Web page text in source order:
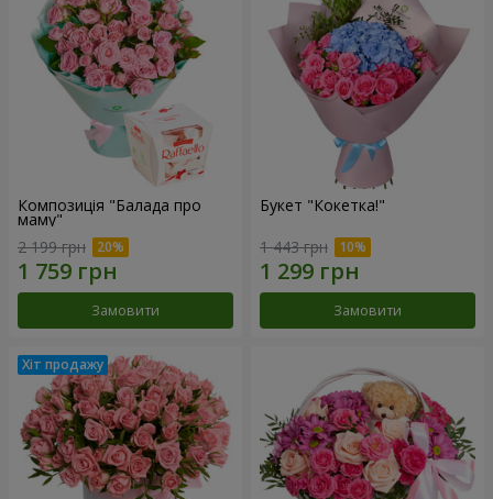
Композиція "Балада про
маму"
2 199 грн
Замовити
Букет "Кокетка!"
1 443 грн
Замовити